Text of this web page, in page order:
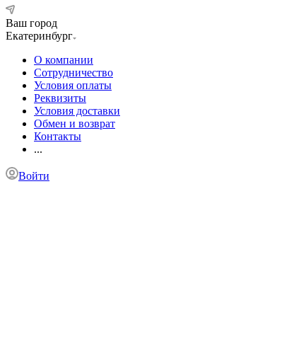
Ваш город
Екатеринбург
О компании
Сотрудничество
Условия оплаты
Реквизиты
Условия доставки
Обмен и возврат
Контакты
...
Войти